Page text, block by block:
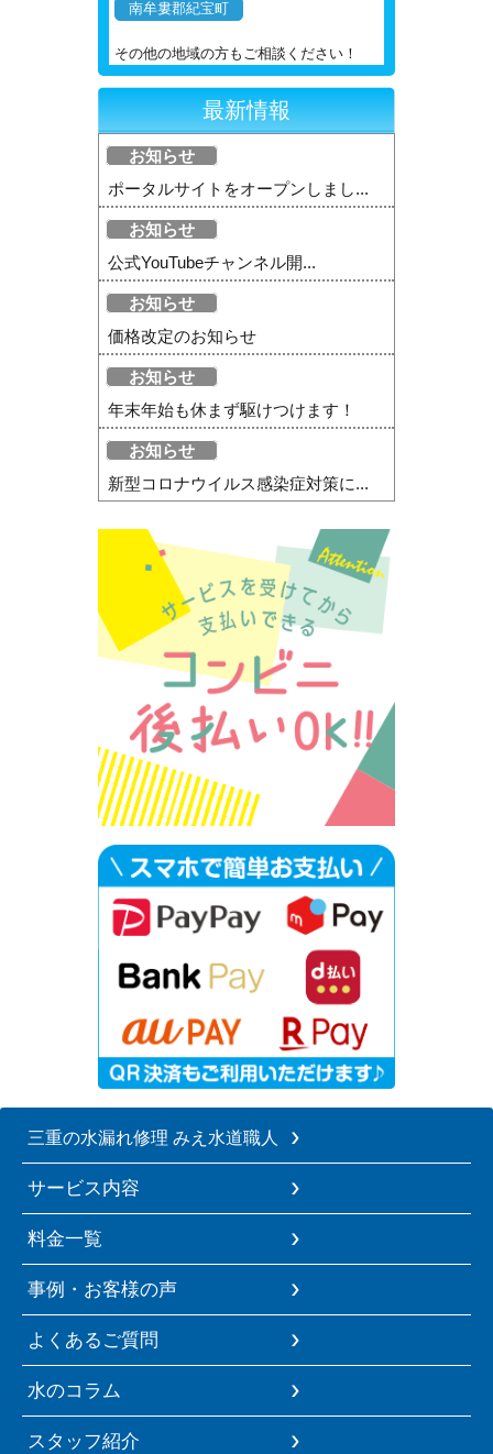
南牟婁郡紀宝町
その他の地域の方もご相談ください！
最新情報
お知らせ
ポータルサイトをオープンしまし...
お知らせ
公式YouTubeチャンネル開...
お知らせ
価格改定のお知らせ
お知らせ
年末年始も休まず駆けつけます！
お知らせ
新型コロナウイルス感染症対策に...
三重の水漏れ修理 みえ水道職人
サービス内容
料金一覧
事例・お客様の声
よくあるご質問
水のコラム
スタッフ紹介